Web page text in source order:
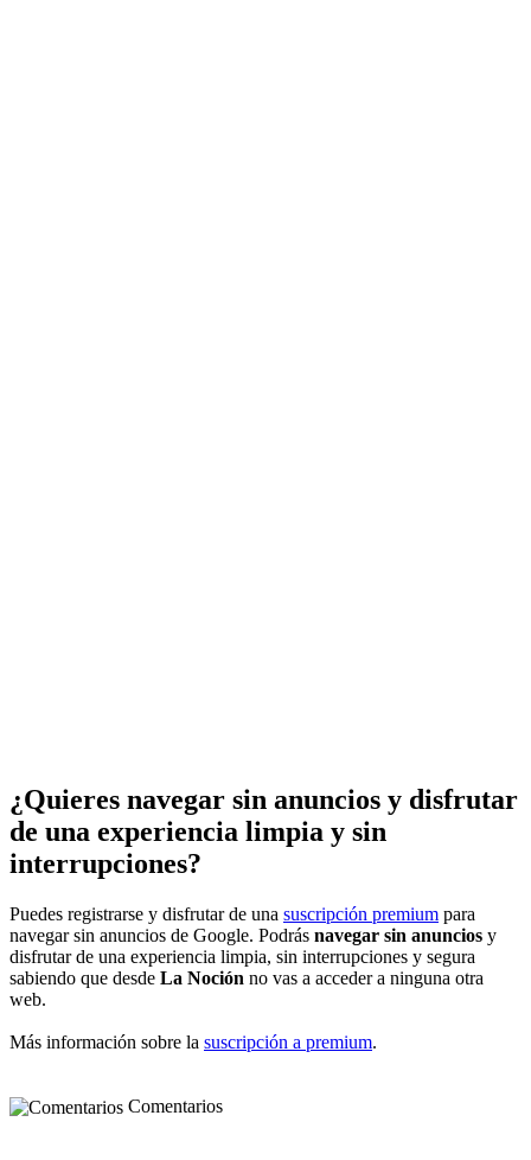
¿Quieres navegar sin anuncios y disfrutar
de una experiencia limpia y sin
interrupciones?
Puedes registrarse y disfrutar de una suscripción premium para
navegar sin anuncios de Google. Podrás navegar sin anuncios y
disfrutar de una experiencia limpia, sin interrupciones y segura
sabiendo que desde La Noción no vas a acceder a ninguna otra
web.
Más información sobre la suscripción a premium.
Comentarios